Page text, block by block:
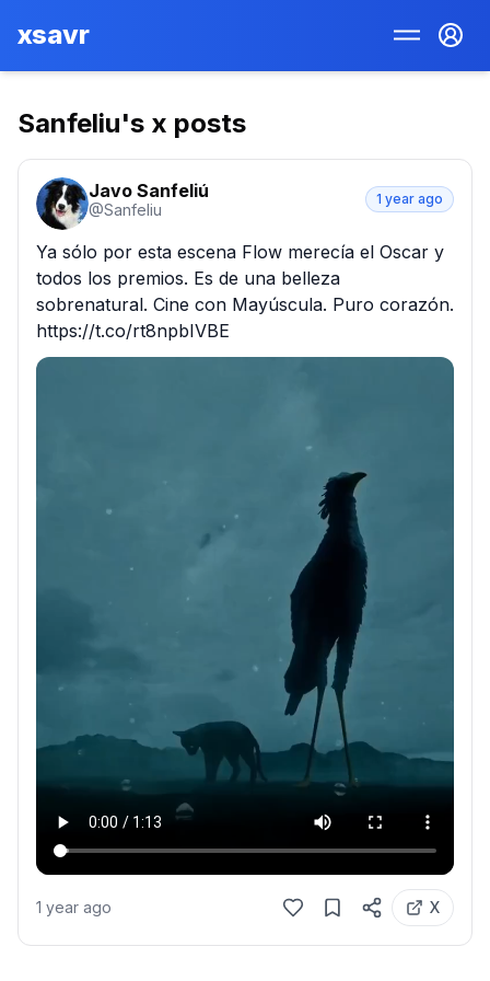
xsavr
Sanfeliu's x posts
Javo Sanfeliú
@Sanfeliu
1 year ago
Ya sólo por esta escena Flow merecía el Oscar y
todos los premios. Es de una belleza
sobrenatural. Cine con Mayúscula. Puro corazón.
https://t.co/rt8npbIVBE
1 year ago X